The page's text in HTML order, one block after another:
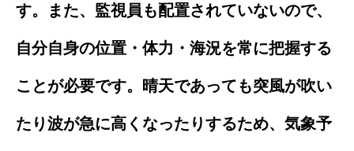
す。また、監視員も配置されていないので、
自分自身の位置・体力・海況を常に把握する
ことが必要です。晴天であっても突風が吹い
たり波が急に高くなったりするため、気象予